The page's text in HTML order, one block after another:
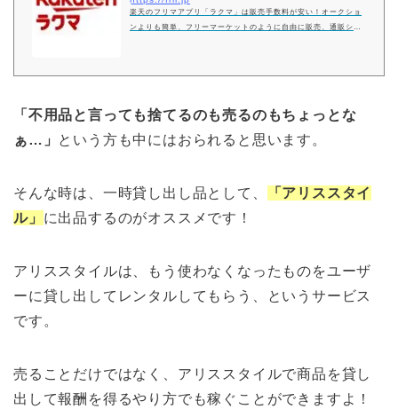
楽天のフリマアプリ「ラクマ」は販売手数料が安い！オークショ
ンよりも簡単、フリーマーケットのように自由に販売、通販ショ
「不用品と言っても捨てるのも売るのもちょっとな
ぁ…」 という方も中にはおられると思います。
そんな時は、一時貸し出し品として、
「アリススタイ
ル」 に出品するのがオススメです！
アリススタイルは、もう使わなくなったものをユーザ
ーに貸し出してレンタルしてもらう、というサービス
です。
売ることだけではなく、アリススタイルで商品を貸し
出して報酬を得るやり方でも稼ぐことができますよ！